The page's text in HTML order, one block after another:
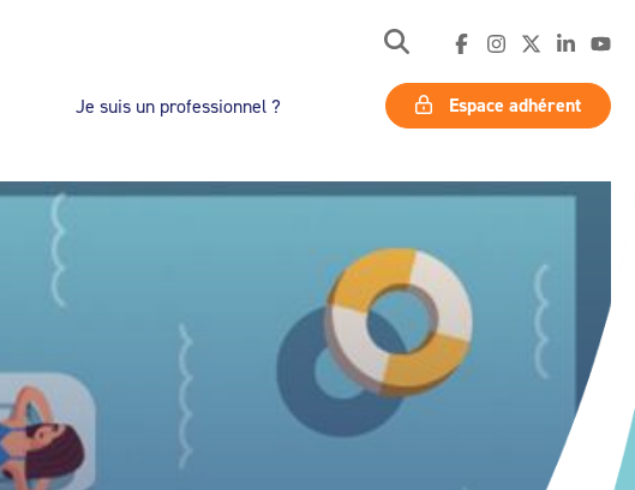
Je suis un professionnel ? Espace adhérent